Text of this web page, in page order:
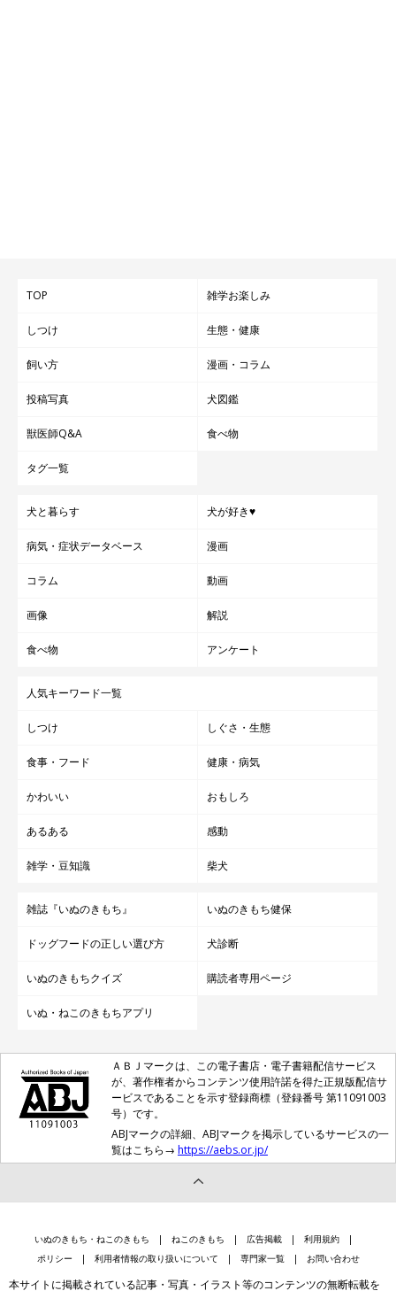
TOP 雑学お楽しみ
しつけ 生態・健康
飼い方 漫画・コラム
投稿写真 犬図鑑
獣医師Q&A 食べ物
タグ一覧
犬と暮らす 犬が好き♥
病気・症状データベース 漫画
コラム 動画
画像 解説
食べ物 アンケート
人気キーワード一覧
しつけ しぐさ・生態
食事・フード 健康・病気
かわいい おもしろ
あるある 感動
雑学・豆知識 柴犬
雑誌『いぬのきもち』 いぬのきもち健保
ドッグフードの正しい選び方 犬診断
いぬのきもちクイズ 購読者専用ページ
いぬ・ねこのきもちアプリ
ＡＢＪマークは、この電子書店・電子書籍配信サービス
が、著作権者からコンテンツ使用許諾を得た正規版配信サ
ービスであることを示す登録商標（登録番号 第11091003
号）です。
ABJマークの詳細、ABJマークを掲示しているサービスの一
覧はこちら→ https://aebs.or.jp/
いぬのきもち・ねこのきもち ねこのきもち 広告掲載
利用規約
ポリシー
利用者情報の取り扱いについて 専門家一覧 お問い合わせ
本サイトに掲載されている記事・写真・イラスト等のコンテンツの無断転載を